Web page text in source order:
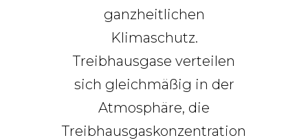
ganzheitlichen
Klimaschutz.
Treibhausgase verteilen
sich gleichmäßig in der
Atmosphäre, die
Treibhausgaskonzentration